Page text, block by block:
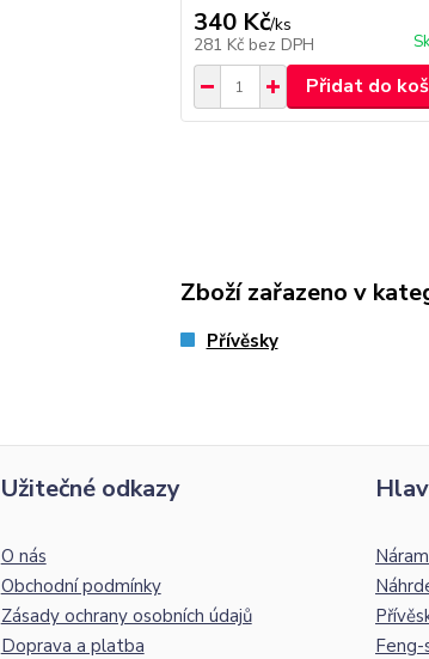
340 Kč/ks
281 Kč bez DPH
Přidat do
Zboží zařazeno v
Přívěsky
Užitečné odkazy
O nás
Obchodní podmínky
Zásady ochrany osobních údajů
Doprava a platba
Feng-